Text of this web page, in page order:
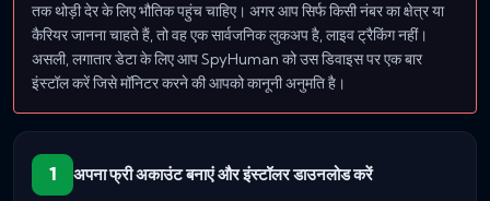
तक थोड़ी देर के लिए भौतिक पहुंच चाहिए। अगर आप सिर्फ किसी नंबर का क्षेत्र या
कैरियर जानना चाहते हैं, तो वह एक सार्वजनिक लुकअप है, लाइव ट्रैकिंग नहीं।
असली, लगातार डेटा के लिए आप SpyHuman को उस डिवाइस पर एक बार
इंस्टॉल करें जिसे मॉनिटर करने की आपको कानूनी अनुमति है।
1 अपना फ्री अकाउंट बनाएं और इंस्टॉलर डाउनलोड करें